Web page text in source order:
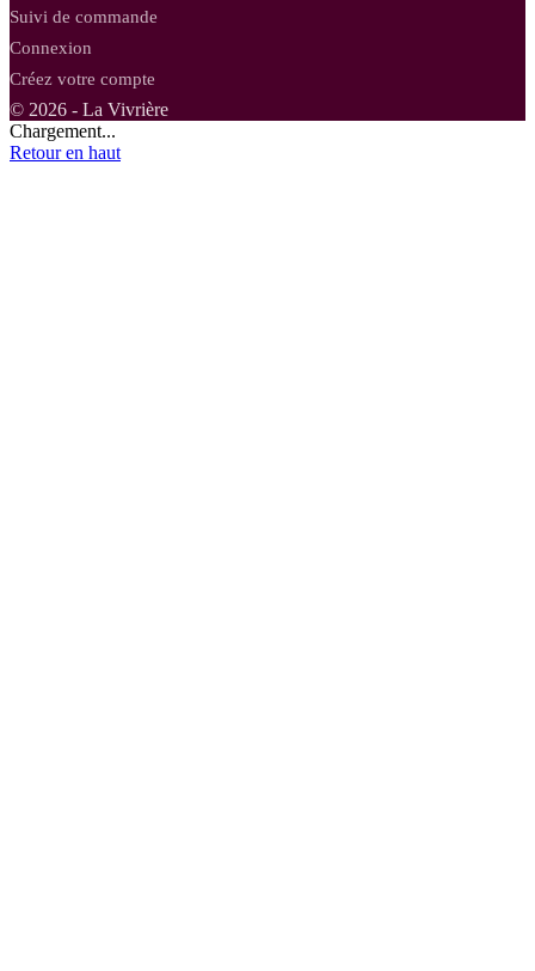
Suivi de commande
Connexion
Créez votre compte
© 2026 - La Vivrière
Chargement...
Retour en haut